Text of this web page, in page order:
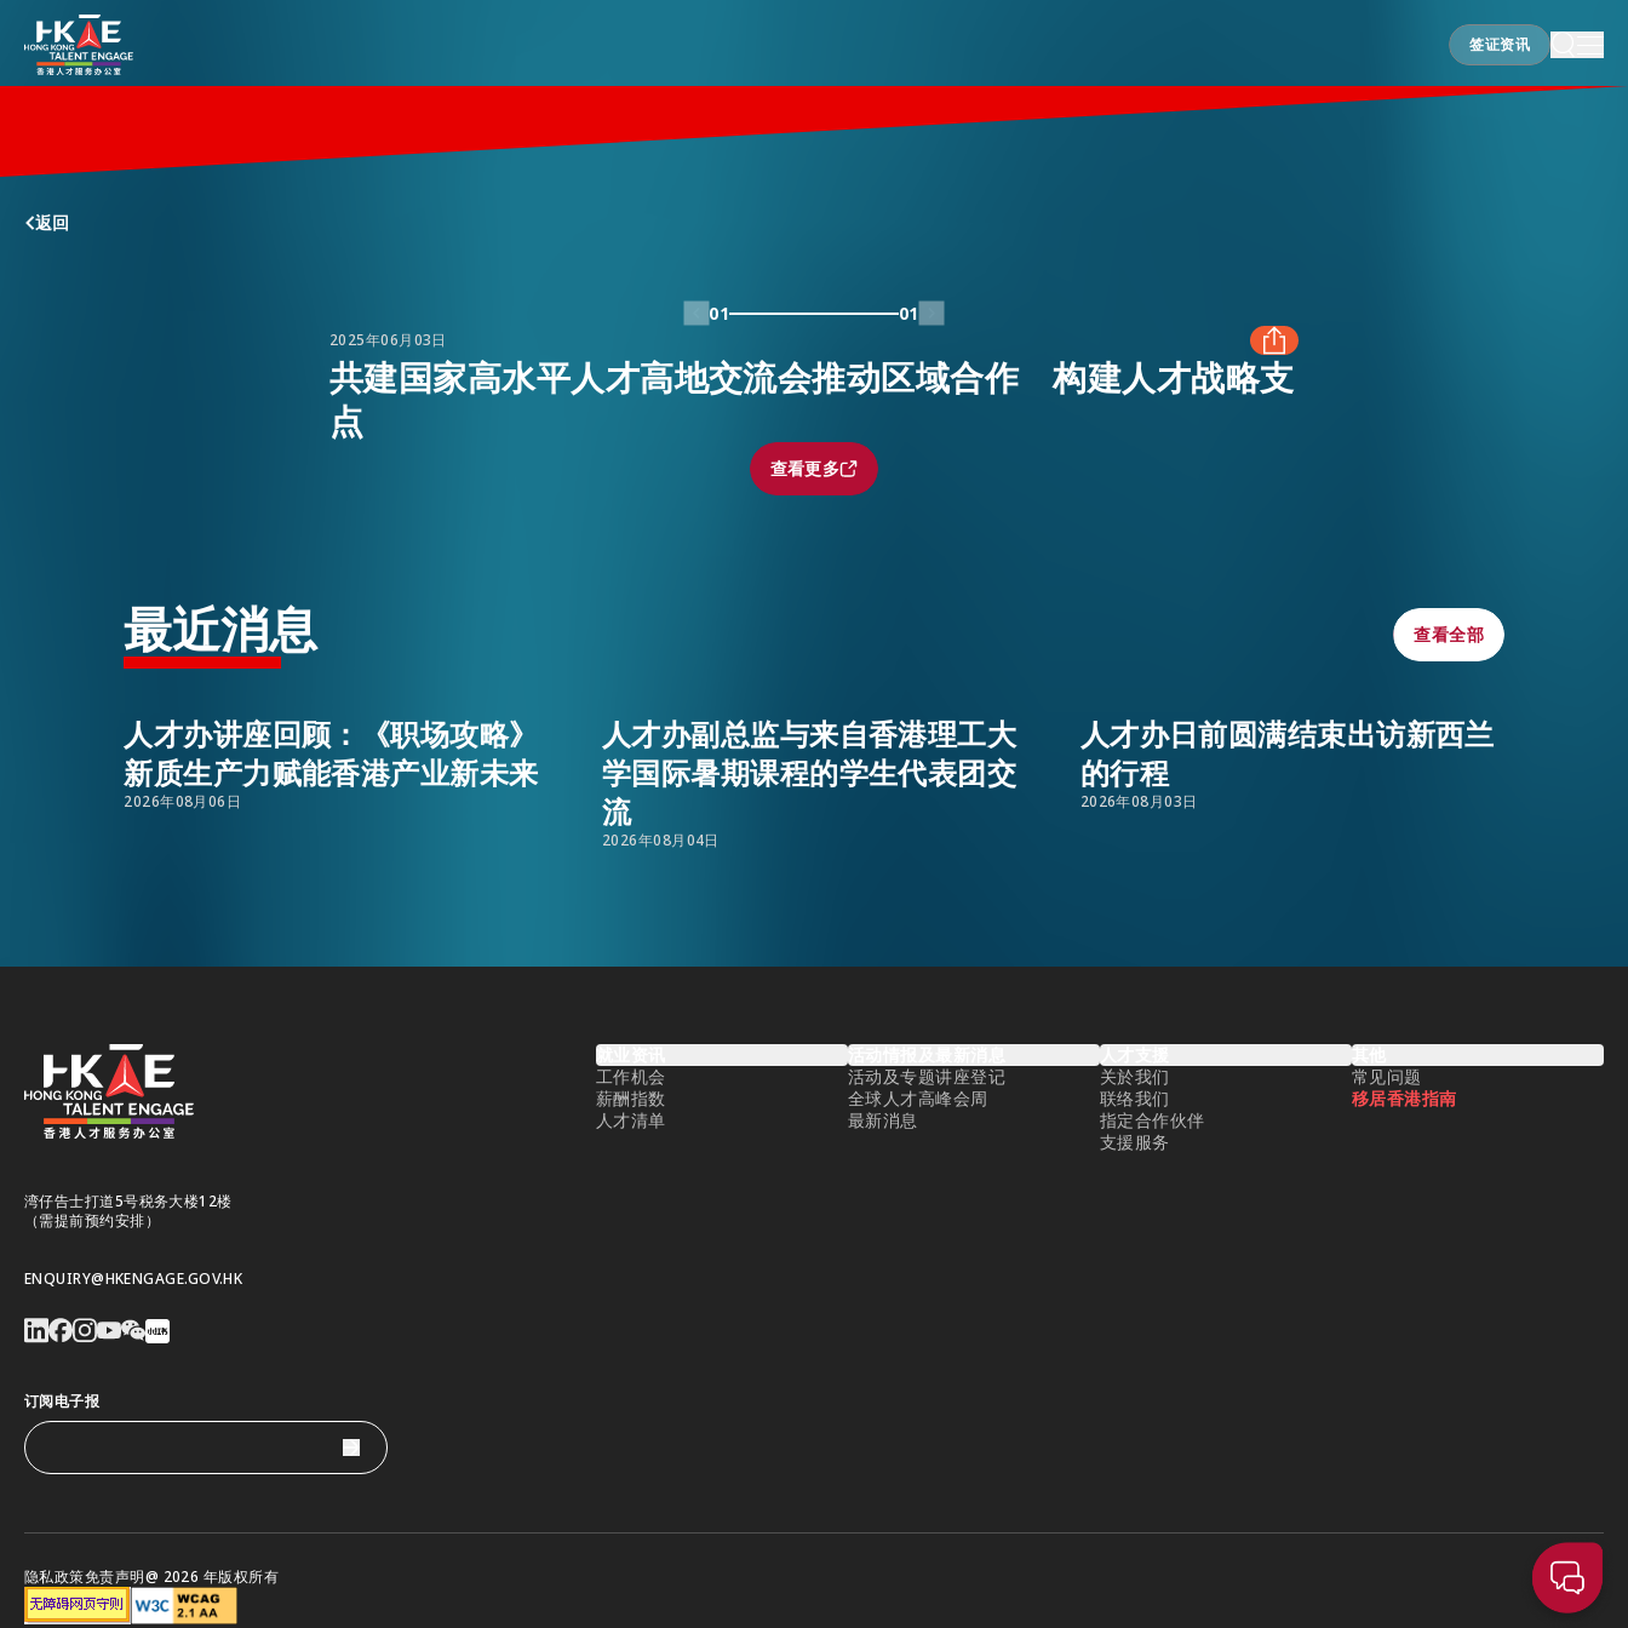
签证资讯
签证资讯
返回
01 01
2025年06月03日
共建国家高水平人才高地交流会推动区域合作 构建人才战略支
点
查看更多
查看更多
最近消息 查看全部
查看全部
人才办讲座回顾：《职场攻略》
新质生产力赋能香港产业新未来
2026年08月06日
人才办副总监与来自香港理工大
学国际暑期课程的学生代表团交
流
2026年08月04日
人才办日前圆满结束出访新西兰
的行程
2026年08月03日
湾仔告士打道5号税务大楼12楼
（需提前预约安排）
ENQUIRY@HKENGAGE.GOV.HK
订阅电子报
就业资讯
工作机会
薪酬指数
人才清单
活动情报及最新消息
活动及专题讲座登记
全球人才高峰会周
最新消息
人才支援
关於我们
联络我们
指定合作伙伴
支援服务
其他
常见问题
移居香港指南
隐私政策免责声明@ 2026 年版权所有